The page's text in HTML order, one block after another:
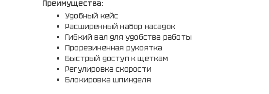
Преимущества:
Удобный кейс
Расширенный набор насадок
Гибкий вал для удобства работы
Прорезиненная рукоятка
Быстрый доступ к щеткам
Регулировка скорости
Блокировка шпинделя